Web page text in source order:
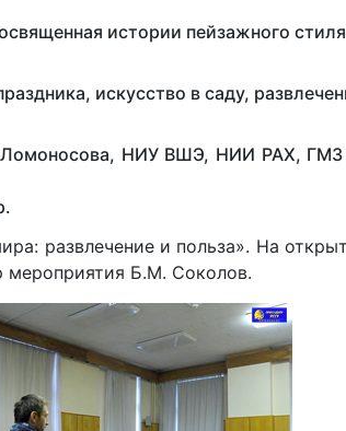
истории пейзажного
искусство в саду,
НИУ ВШЭ, НИИ РАХ, ГМЗ
развлечение и польза». На
мероприятия Б.М. Соколов.